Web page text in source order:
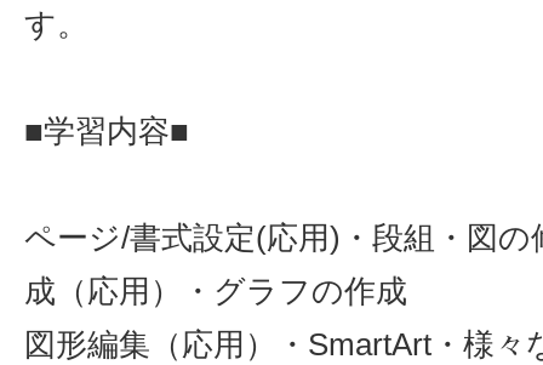
す。
■学習内容■
ページ/書式設定(応用)・段組・図の
成（応用）・グラフの作成
図形編集（応用）・SmartArt・様々